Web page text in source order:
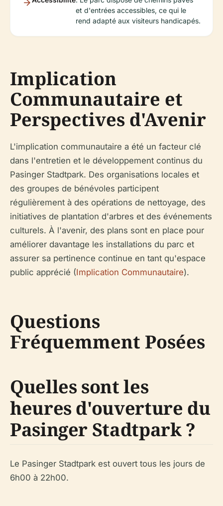
et d'entrées accessibles, ce qui le
rend adapté aux visiteurs handicapés.
Implication
Communautaire et
Perspectives d'Avenir
L'implication communautaire a été un facteur clé
dans l'entretien et le développement continus du
Pasinger Stadtpark. Des organisations locales et
des groupes de bénévoles participent
régulièrement à des opérations de nettoyage, des
initiatives de plantation d'arbres et des événements
culturels. À l'avenir, des plans sont en place pour
améliorer davantage les installations du parc et
assurer sa pertinence continue en tant qu'espace
public apprécié (Implication Communautaire).
Questions
Fréquemment Posées
Quelles sont les
heures d'ouverture du
Pasinger Stadtpark ?
Le Pasinger Stadtpark est ouvert tous les jours de
6h00 à 22h00.